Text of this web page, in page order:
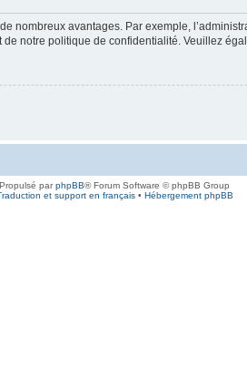
nombreux avantages. Par exemple,
notre politique de confidentialité. Veuillez
Propulsé parphpBB® Forum Software © phpBB Group
et support en français• Hébergement phpBB